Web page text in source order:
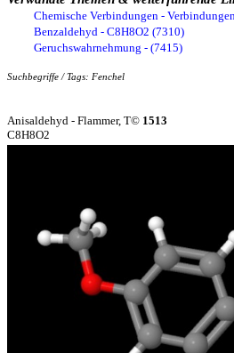
Chemische Verbindungen -
Benzaldehyd - C8H8O2 (7310)
Geruchswahrnehmung - (7415)
Suchbegriffe / Tags: Fenchel
Anisaldehyd - Flammer, T© 1513
C8H8O2